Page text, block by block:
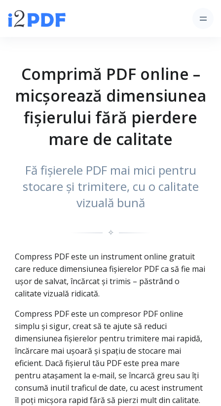
Comprimă PDF online –
micșorează dimensiunea
fișierului fără pierdere
mare de calitate
Fă fișierele PDF mai mici pentru
stocare și trimitere, cu o calitate
vizuală bună
✧
Compress PDF este un instrument online gratuit
care reduce dimensiunea fișierelor PDF ca să fie mai
ușor de salvat, încărcat și trimis – păstrând o
calitate vizuală ridicată.
Compress PDF este un compresor PDF online
simplu și sigur, creat să te ajute să reduci
dimensiunea fișierelor pentru trimitere mai rapidă,
încărcare mai ușoară și spațiu de stocare mai
eficient. Dacă fișierul tău PDF este prea mare
pentru atașament la e‑mail, se încarcă greu sau îți
consumă inutil traficul de date, cu acest instrument
îl poți micșora rapid fără să pierzi mult din calitate.